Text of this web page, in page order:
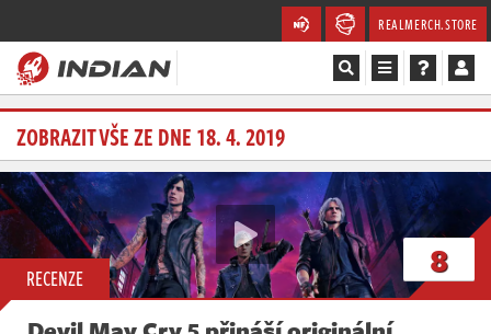
REALMERCH.STORE
Magazín
Recenze
Videa
Soutěže
ZOBRAZIT VŠE ZE DNE 18. 4. 2019
RECENZE 8